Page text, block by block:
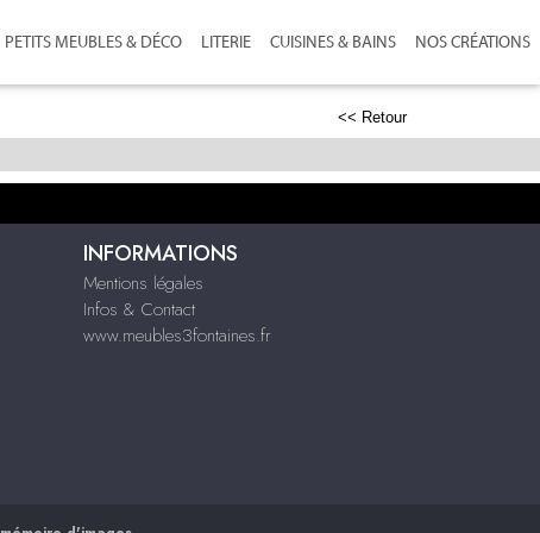
PETITS MEUBLES & DÉCO LITERIE CUISINES & BAINS NOS CRÉATIONS
<< Retour
INFORMATIONS
Mentions légales
Infos & Contact
www.meubles3fontaines.fr